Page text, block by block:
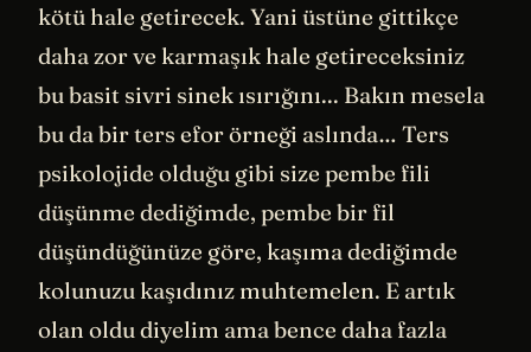
kötü hale getirecek. Yani üstüne gittikçe
daha zor ve karmaşık hale getireceksiniz
bu basit sivri sinek ısırığını... Bakın mesela
bu da bir ters efor örneği aslında… Ters
psikolojide olduğu gibi size pembe fili
düşünme dediğimde, pembe bir fil
düşündüğünüze göre, kaşıma dediğimde
kolunuzu kaşıdınız muhtemelen. E artık
olan oldu diyelim ama bence daha fazla